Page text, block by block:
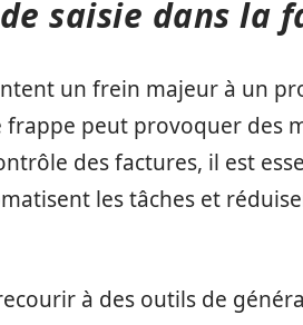
saisie dans la
un frein majeur à un
frappe peut provoquer des
des factures, il est
les tâches et
à des outils de